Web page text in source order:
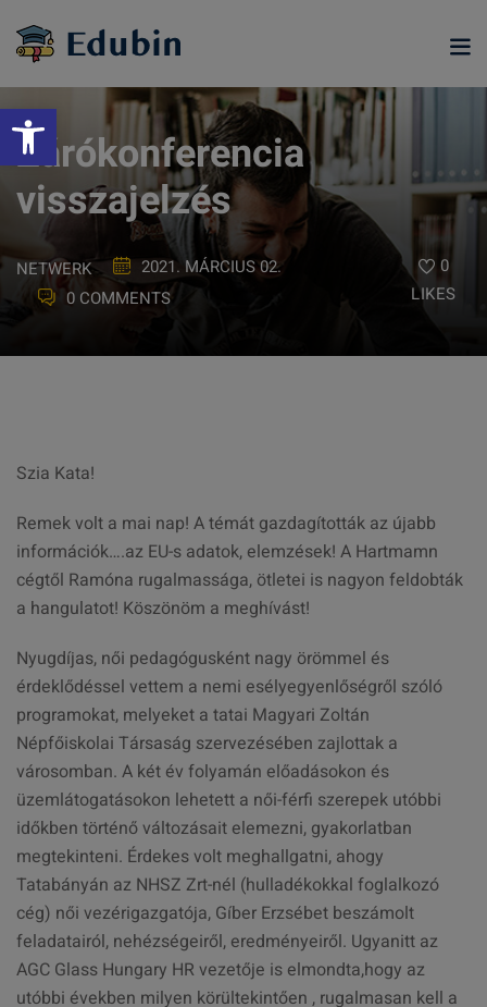
Eszköztár megnyitása
content
Zárókonferencia
visszajelzés
NETWERK
2021. MÁRCIUS 02.
0 COMMENTS
0
LIKES
Szia Kata!
Remek volt a mai nap! A témát gazdagították az újabb
információk….az EU-s adatok, elemzések! A Hartmamn
cégtől Ramóna rugalmassága, ötletei is nagyon feldobták
a hangulatot! Köszönöm a meghívást!
Nyugdíjas, női pedagógusként nagy örömmel és
érdeklődéssel vettem a nemi esélyegyenlőségről szóló
programokat, melyeket a tatai Magyari Zoltán
Népfőiskolai Társaság szervezésében zajlottak a
városomban. A két év folyamán előadásokon és
üzemlátogatásokon lehetett a női-férfi szerepek utóbbi
időkben történő változásait elemezni, gyakorlatban
megtekinteni. Érdekes volt meghallgatni, ahogy
Tatabányán az NHSZ Zrt-nél (hulladékokkal foglalkozó
cég) női vezérigazgatója, Gíber Erzsébet beszámolt
feladatairól, nehézségeiről, eredményeiről. Ugyanitt az
AGC Glass Hungary HR vezetője is elmondta,hogy az
utóbbi években milyen körültekintően , rugalmasan kell a